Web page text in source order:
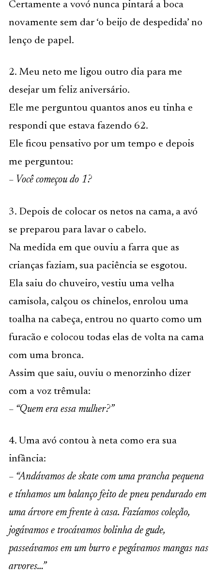
Certamente a vovó nunca pintará a boca
novamente sem dar ‘o beijo de despedida’ no
lenço de papel.
2. Meu neto me ligou outro dia para me
desejar um feliz aniversário.
Ele me perguntou quantos anos eu tinha e
respondi que estava fazendo 62.
Ele ficou pensativo por um tempo e depois
me perguntou:
– Você começou do 1?
3. Depois de colocar os netos na cama, a avó
se preparou para lavar o cabelo.
Na medida em que ouviu a farra que as
crianças faziam, sua paciência se esgotou.
Ela saiu do chuveiro, vestiu uma velha
camisola, calçou os chinelos, enrolou uma
toalha na cabeça, entrou no quarto como um
furacão e colocou todas elas de volta na cama
com uma bronca.
Assim que saiu, ouviu o menorzinho dizer
com a voz trêmula:
– “Quem era essa mulher?”
4. Uma avó contou à neta como era sua
infância:
– “Andávamos de skate com uma prancha pequena
e tínhamos um balanço feito de pneu pendurado em
uma árvore em frente à casa. Fazíamos coleção,
jogávamos e trocávamos bolinha de gude,
passeávamos em um burro e pegávamos mangas nas
arvores…”